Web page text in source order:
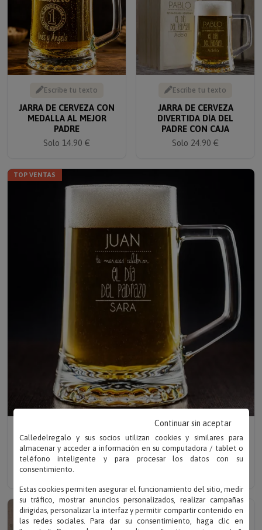
Escribe tu texto
JARRA DE CERVEZA CON
MEDALLA AL MEJOR
PADRE
Solo 14.90 €
Escribe tu texto
JARRA DE CERVEZA
DIVERTIDA DÍA DEL
PADRE CON CAJA
Solo 24.90 €
TOP VENTAS
JARRA DE CERVEZA DIVERTIDA PARA DÍA DEL PADRE
Calledelregalo y sus socios utilizan cookies y similares para
almacenar y acceder a información en su computadora / tablet o
teléfono inteligente y para procesar los datos con su
consentimiento.
Estas cookies permiten asegurar el funcionamiento del sitio, medir
su tráfico, mostrar anuncios personalizados, realizar campañas
dirigidas, personalizar la interfaz y permitir compartir contenido en
las redes sociales. Para dar su consentimiento, haga clic en
Continuar sin aceptar